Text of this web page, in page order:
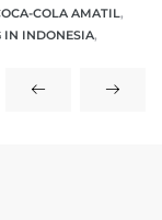
COLA AMATIL,
IN INDONESIA,